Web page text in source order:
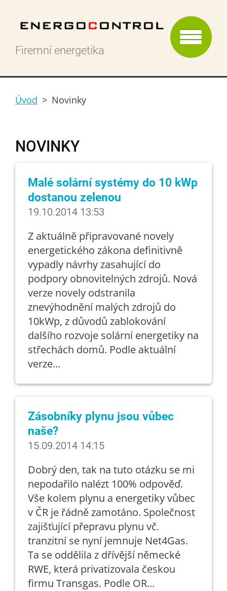
Firemní energetika
Úvod > Novinky
NOVINKY
Malé solární systémy do 10 kWp
dostanou zelenou
19.10.2014 13:53
Z aktuálně připravované novely
energetického zákona definitivně
vypadly návrhy zasahující do
podpory obnovitelných zdrojů. Nová
verze novely odstranila
znevýhodnění malých zdrojů do
10kWp, z důvodů zablokování
dalšího rozvoje solární energetiky na
střechách domů. Podle aktuální
verze...
Zásobníky plynu jsou vůbec
naše?
15.09.2014 14:15
Dobrý den, tak na tuto otázku se mi
nepodařilo nalézt 100% odpověď.
Vše kolem plynu a energetiky vůbec
v ČR je řádně zamotáno. Společnost
zajišťující přepravu plynu vč.
tranzitní se nyní jemnuje Net4Gas.
Ta se oddělila z dřívější německé
RWE, která privatizovala českou
firmu Transgas. Podle OR...